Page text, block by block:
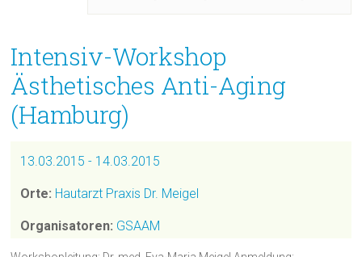
Intensiv-Workshop
Ästhetisches Anti-Aging
(Hamburg)
13.03.2015 - 14.03.2015
Orte: Hautarzt Praxis Dr. Meigel
Organisatoren: GSAAM